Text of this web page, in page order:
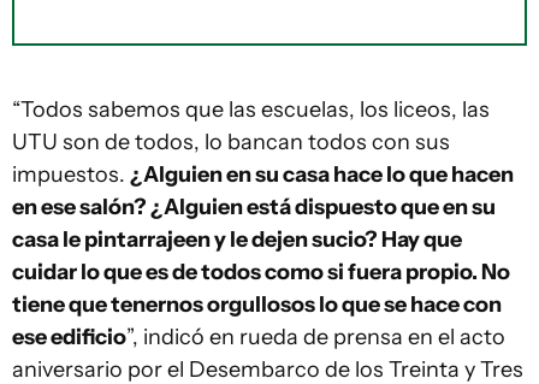
“Todos sabemos que las escuelas, los liceos, las
UTU son de todos, lo bancan todos con sus
impuestos. ¿Alguien en su casa hace lo que hacen
en ese salón? ¿Alguien está dispuesto que en su
casa le pintarrajeen y le dejen sucio? Hay que
cuidar lo que es de todos como si fuera propio. No
tiene que tenernos orgullosos lo que se hace con
ese edificio”, indicó en rueda de prensa en el acto
aniversario por el Desembarco de los Treinta y Tres